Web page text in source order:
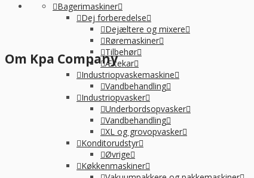
Bagerimaskiner
Dej forberedelse
Dejæltere og mixere
Røremaskiner
Tilbehør
Æltekar
Industriopvaskemaskine
Vandbehandling
Industriopvasker
Underbordsopvasker
Vandbehandling
XL og grovopvasker
Konditorudstyr
Øvrige
Køkkenmaskiner
Om Kpa Company